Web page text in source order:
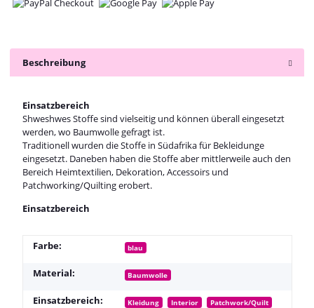
Beschreibung
Einsatzbereich
Shweshwes Stoffe sind vielseitig und können überall eingesetzt
werden, wo Baumwolle gefragt ist.
Traditionell wurden die Stoffe in Südafrika für Bekleidunge
eingesetzt. Daneben haben die Stoffe aber mittlerweile auch den
Bereich Heimtextilien, Dekoration, Accessoirs und
Patchworking/Quilting erobert.
Einsatzbereich
Farbe: blau
Material: Baumwolle
Einsatzbereich: Kleidung Interior Patchwork/Quilt